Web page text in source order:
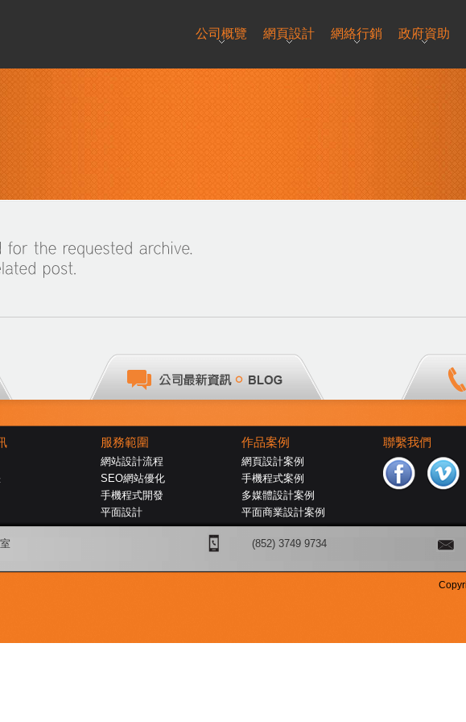
公司概覽 網頁設計 網絡行銷 政府資助
服務範圍
網站設計流程
SEO網站優化
手機程式開發
平面設計
作品案例
網頁設計案例
手機程式案例
多媒體設計案例
平面商業設計案例
聯繫我們
(852) 3749 9734